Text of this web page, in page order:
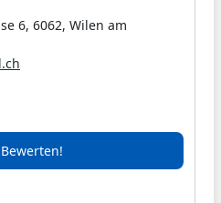
Blick über die
Lage des Seehotel
ist einzigartig.
6, 6062, Wilen am